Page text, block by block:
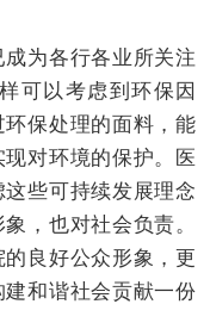
为各行各业所关注
可以考虑到环保因
保处理的面料，能
对环境的保护。医
些可持续发展理念
，也对社会负责。
良好公众形象，更
和谐社会贡献一份